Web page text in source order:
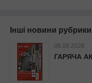
Інші новини рубрики
06.06.2026
ГАРЯЧА